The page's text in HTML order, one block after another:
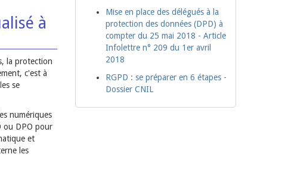
à
la protection
c'est à
se
numériques
ou DPO pour
et
les
Mise en place des délégués à la
protection des données (DPD) à
compter du 25 mai 2018 - Article
Infolettre n° 209 du 1er avril
2018
RGPD : se préparer en 6 étapes -
Dossier CNIL